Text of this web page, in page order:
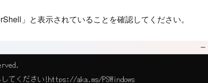
」と表示されていることを確認してください。